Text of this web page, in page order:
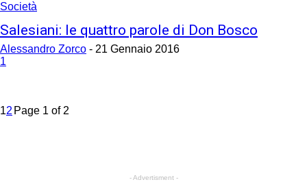
Società
Salesiani: le quattro parole di Don Bosco
Alessandro Zorco - 21 Gennaio 2016
1
12 Page 1 of 2
- Advertisment -